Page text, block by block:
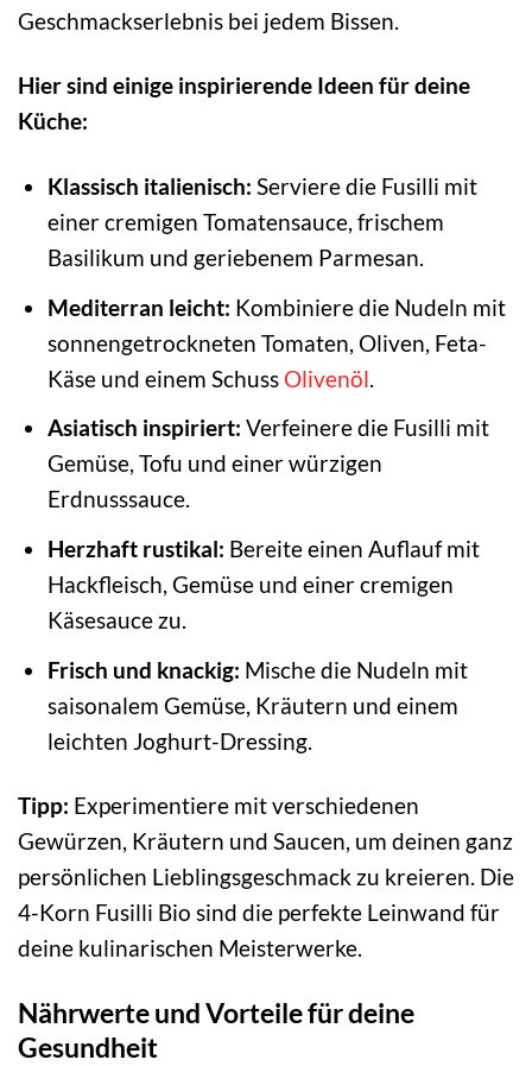
Geschmackserlebnis bei jedem Bissen.
Hier sind einige inspirierende Ideen für deine
Küche:
Klassisch italienisch: Serviere die Fusilli mit
einer cremigen Tomatensauce, frischem
Basilikum und geriebenem Parmesan.
Mediterran leicht: Kombiniere die Nudeln mit
sonnengetrockneten Tomaten, Oliven, Feta-
Käse und einem Schuss Olivenöl.
Asiatisch inspiriert: Verfeinere die Fusilli mit
Gemüse, Tofu und einer würzigen
Erdnusssauce.
Herzhaft rustikal: Bereite einen Auflauf mit
Hackfleisch, Gemüse und einer cremigen
Käsesauce zu.
Frisch und knackig: Mische die Nudeln mit
saisonalem Gemüse, Kräutern und einem
leichten Joghurt-Dressing.
Tipp: Experimentiere mit verschiedenen
Gewürzen, Kräutern und Saucen, um deinen ganz
persönlichen Lieblingsgeschmack zu kreieren. Die
4-Korn Fusilli Bio sind die perfekte Leinwand für
deine kulinarischen Meisterwerke.
Nährwerte und Vorteile für deine
Gesundheit